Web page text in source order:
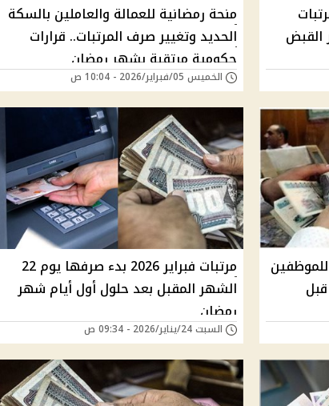
القبض
منحة رمضانية للعمالة والعاملين بالسكة
الحديد وتغيير صرف المرتبات.. قرارات
حكومية مرتقبة بشهر رمضان
الخميس 05/فبراير/2026 - 10:04 ص
موعد صرف مرتبات فبراير 2026 للموظفين
مرتبات فبراير 2026 بدء صرفها يوم 22
الشهر المقبل بعد حلول أول أيام شهر
رمضان
السبت 24/يناير/2026 - 09:34 ص